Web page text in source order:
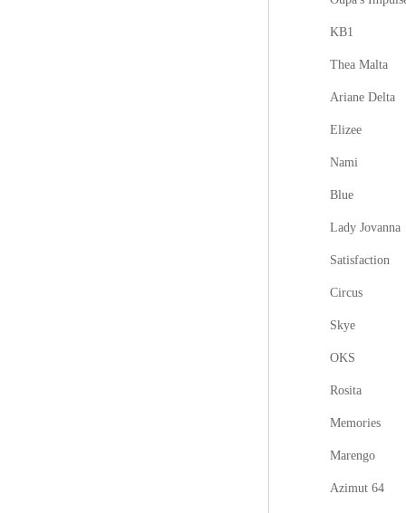
KB1
Thea Malta
Ariane Delta
Elizee
Nami
Blue
Lady Jovanna
Satisfaction
Circus
Skye
OKS
Rosita
Memories
Marengo
Azimut 64